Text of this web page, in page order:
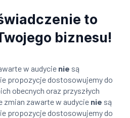
to
biznesu!
w audycie nie są
propozycje dostosowujemy do
obecnych oraz przyszłych
zawarte w audycie nie są
propozycje dostosowujemy do